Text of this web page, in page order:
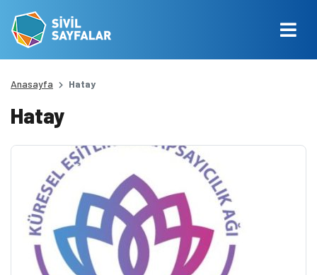
Anasayfa Hatay
Hatay